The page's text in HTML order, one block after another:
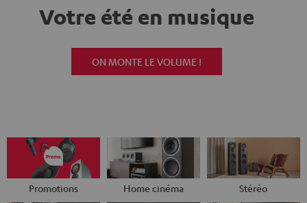
Votre été en musique
ON MONTE LE VOLUME !
Promotions Home cinéma Stéréo